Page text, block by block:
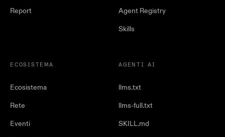
Report Agent Registry
Skills
ECOSISTEMA
Ecosistema
Rete
Eventi
AGENTI AI
llms.txt
llms-full.txt
SKILL.md